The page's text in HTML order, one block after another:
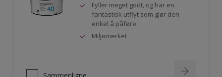
Fyller meget godt, og har en
fantastisk utflyt som gjør den
enkel å påføre
Miljømerket
Sammenligne